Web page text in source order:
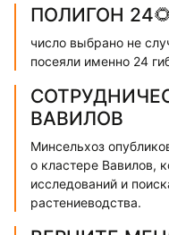
ПОЛИГОН
число выбрано не
посеяли именно 24
ВАВИЛОВ
Минсельхоз
о кластере Вавилов,
исследований и
растениеводства.